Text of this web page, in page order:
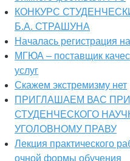
КОНКУРС
Б.А. СТРАШУНА
Началась регистрация
МГЮА – поставщик
услуг
Скажем экстремизму нет
ПРИГЛАШАЕМ ВАС
СТУДЕНЧЕСКОГО
УГОЛОВНОМУ ПРАВУ
Лекция практического
очной формы обучения